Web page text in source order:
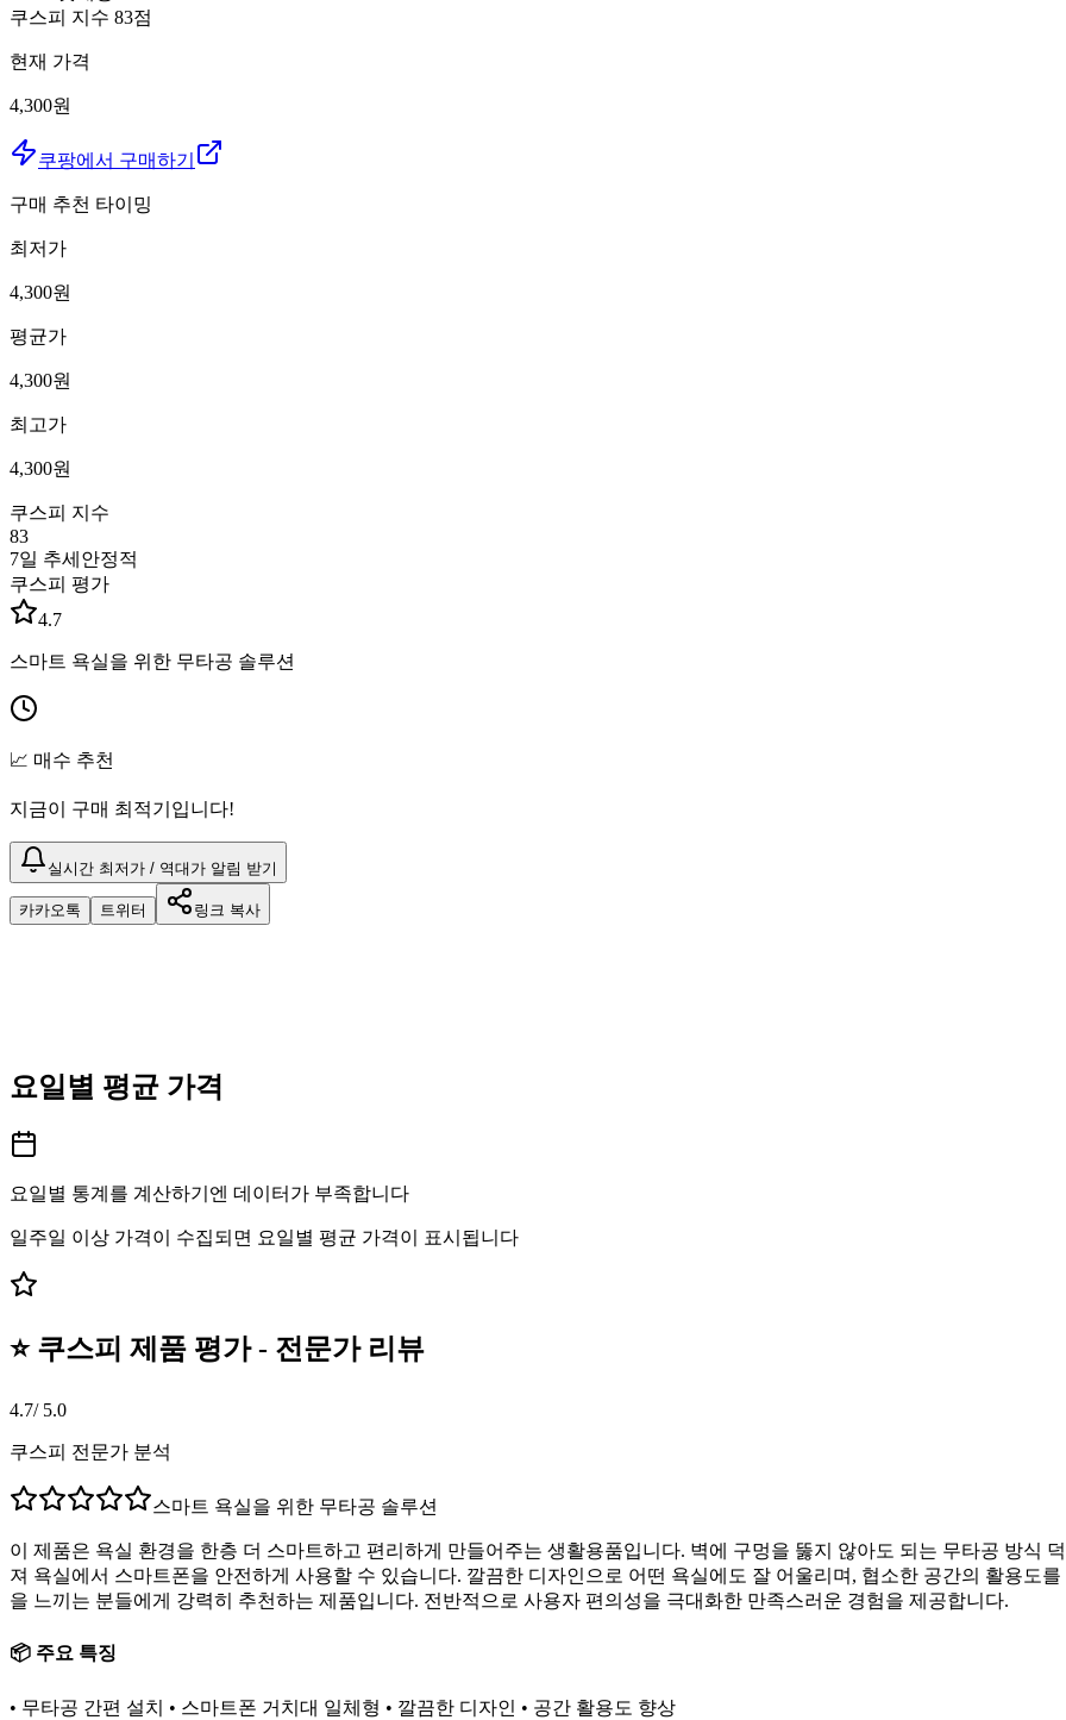
쿠스피 지수 83점
현재 가격
4,300원
쿠팡에서 구매하기
구매 추천 타이밍
최저가
4,300원
평균가
4,300원
최고가
4,300원
쿠스피 지수
83
7일 추세 안정적
쿠스피 평가
4.7
스마트 욕실을 위한 무타공 솔루션
📈 매수 추천
지금이 구매 최적기입니다!
실시간 최저가 / 역대가 알림 받기
카카오톡 트위터 링크 복사
요일별 평균 가격
요일별 통계를 계산하기엔 데이터가 부족합니다
일주일 이상 가격이 수집되면 요일별 평균 가격이 표시됩니다
⭐ 쿠스피 제품 평가 - 전문가 리뷰
4.7/ 5.0
쿠스피 전문가 분석
스마트 욕실을 위한 무타공 솔루션
이 제품은 욕실 환경을 한층 더 스마트하고 편리하게 만들어주는 생활용품입니다. 벽에 구멍을 뚫지 않아도 되는 무타공 방식
져 욕실에서 스마트폰을 안전하게 사용할 수 있습니다. 깔끔한 디자인으로 어떤 욕실에도 잘 어울리며, 협소한 공간의 활용도
을 느끼는 분들에게 강력히 추천하는 제품입니다. 전반적으로 사용자 편의성을 극대화한 만족스러운 경험을 제공합니다.
📦 주요 특징
• 무타공 간편 설치 • 스마트폰 거치대 일체형 • 깔끔한 디자인 • 공간 활용도 향상